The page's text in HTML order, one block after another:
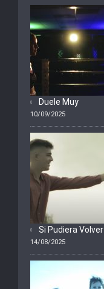
Duele Muy
10/09/2025
Si Pudiera Volver
14/08/2025